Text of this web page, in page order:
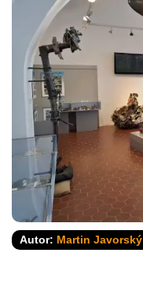
Autor: Martin Javorský